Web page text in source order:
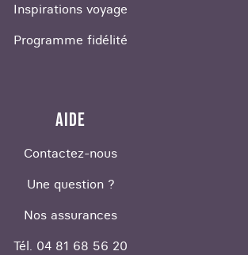
Inspirations voyage
Programme fidélité
AIDE
Contactez-nous
Une question ?
Nos assurances
Tél. 04 81 68 56 20